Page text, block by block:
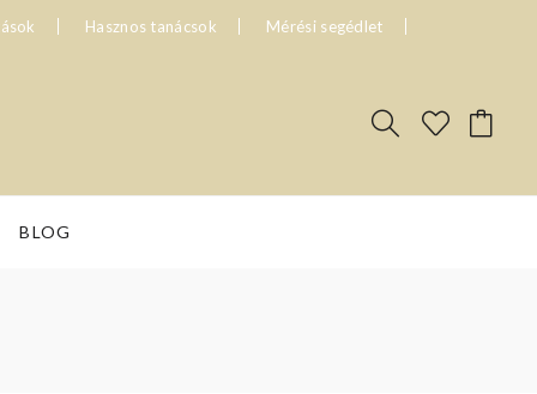
Hasznos tanácsok Mérési segédlet
BLOG